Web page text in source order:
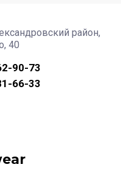
район,
40
90-73
66-33